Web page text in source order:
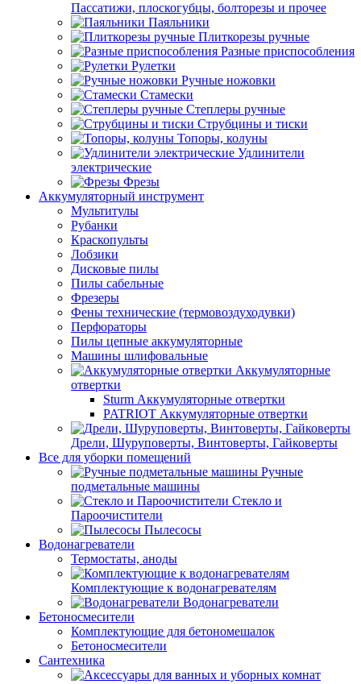
Пассатижи, плоскогубцы, болторезы и прочее
Паяльники
Плиткорезы ручные
Разные приспособления
Рулетки
Ручные ножовки
Стамески
Степлеры ручные
Струбцины и тиски
Топоры, колуны
Удлинители
электрические
Фрезы
Аккумуляторный инструмент
Мультитулы
Рубанки
Краскопульты
Лобзики
Дисковые пилы
Пилы сабельные
Фрезеры
Фены технические (термовоздуходувки)
Перфораторы
Пилы цепные аккумуляторные
Машины шлифовальные
Аккумуляторные
отвертки
Sturm Аккумуляторные отвертки
PATRIOT Аккумуляторные отвертки
Дрели, Шуруповерты, Винтоверты, Гайковерты
Все для уборки помещений
Ручные
подметальные машины
Стекло и
Пароочистители
Пылесосы
Водонагреватели
Термостаты, аноды
Комплектующие к водонагревателям
Водонагреватели
Бетоносмесители
Комплектующие для бетономешалок
Бетоносмесители
Сантехника